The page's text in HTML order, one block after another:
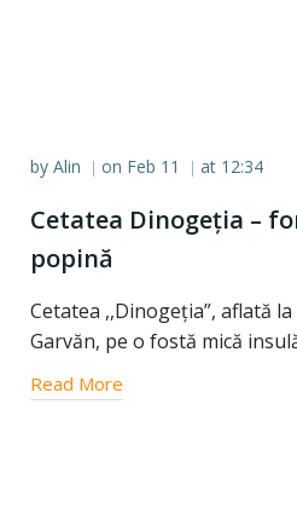
by Alin | on Feb 11 | at 12:34
Cetatea Dinogeția –
popină
Cetatea ,,Dinogeția”, aflată
Garvăn, pe o fostă mică
Read More